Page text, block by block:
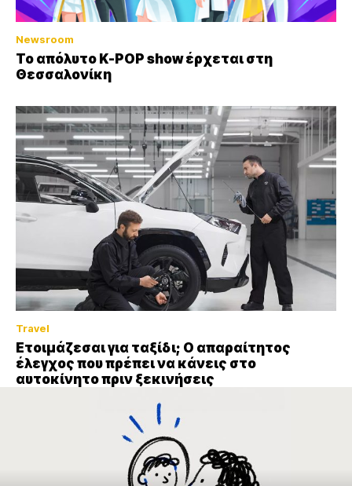
Newsroom
Το απόλυτο K-POP show έρχεται στη
Θεσσαλονίκη
Travel
Ετοιμάζεσαι για ταξίδι; Ο απαραίτητος
έλεγχος που πρέπει να κάνεις στο
αυτοκίνητο πριν ξεκινήσεις